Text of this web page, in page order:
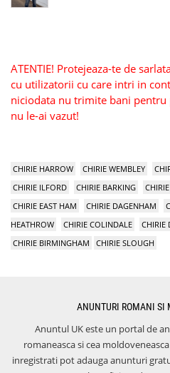
ATENTIE! Protejeaza-te de
cu utilizatorii cu care intri in
niciodata nu trimite bani pentru
nu le-ai vazut!
CHIRIE HARROW CHIRIE WEMBLEY
CHIRIE ILFORD
CHIRIE BARKING
CHIRIE EAST HAM
CHIRIE DAGENHAM
HEATHROW
CHIRIE COLINDALE CHIRIE
CHIRIE BIRMINGHAM
CHIRIE SLOUGH
ANUNTURI ROMANI SI
Anuntul UK este un portal de
romaneasca si cea
inregistrati pot adauga anunturi